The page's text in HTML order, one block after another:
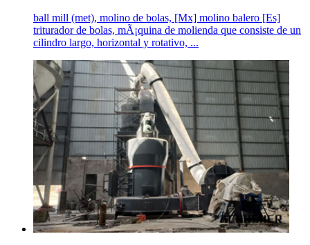
ball mill (met), molino de bolas, [Mx] molino balero [Es]
triturador de bolas, mÃ¡quina de molienda que consiste de un
cilindro largo, horizontal y rotativo, ...